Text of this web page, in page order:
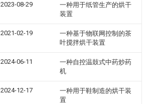
2023-08-29
一种用于纸管生产的烘干
装置
2021-02-19
一种基于物联网控制的茶
叶搅拌烘干装置
2024-06-11
一种自控温鼓式中药炒药
机
2024-12-17
一种用于鞋制造的烘干装
置